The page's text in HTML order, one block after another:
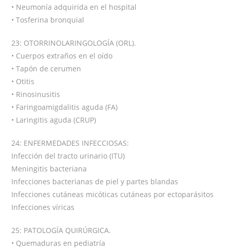
• Neumonía adquirida en el hospital
• Tosferina bronquial
23: OTORRINOLARINGOLOGÍA (ORL).
• Cuerpos extraños en el oído
• Tapón de cerumen
• Otitis
• Rinosinusitis
• Faringoamigdalitis aguda (FA)
• Laringitis aguda (CRUP)
24: ENFERMEDADES INFECCIOSAS:
Infección del tracto urinario (ITU)
Meningitis bacteriana
Infecciones bacterianas de piel y partes blandas
Infecciones cutáneas micóticas cutáneas por ectoparásitos
Infecciones víricas
25: PATOLOGÍA QUIRÚRGICA.
• Quemaduras en pediatría